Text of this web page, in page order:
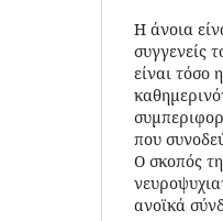
Η άνοια
συγγενείς
είναι τόσο
που
Ο σκοπός
ανοϊκά